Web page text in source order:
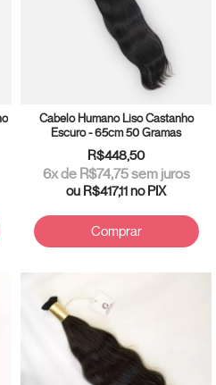
Cabelo Humano Liso Castanho
Escuro - 65cm 50 Gramas
R$448,50
6x de R$74,75sem juros
ou R$417,11no PIX
Comprar